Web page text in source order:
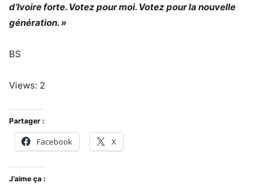
d’Ivoire forte. Votez pour moi. Votez pour la nouvelle
génération. »
BS
Views: 2
Partager :
Facebook X
J’aime ça :